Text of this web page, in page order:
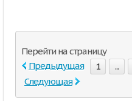
Перейти на страницу
Предыдущая
1 ...
Следующая